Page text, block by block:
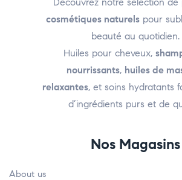
cosmétiques naturelspour
beauté au quotidien.
Huiles pour cheveux,
nourrissants, huiles de
relaxantes, et soins hydratants
d’ingrédients purs et de
Nos Magasins
About us